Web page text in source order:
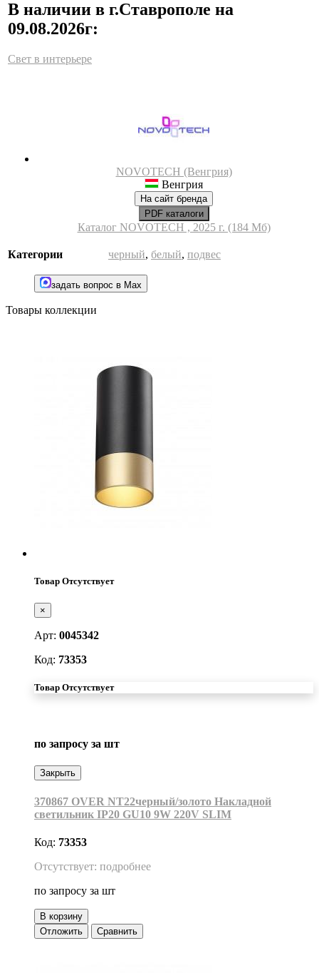
В наличии в г.Ставрополе на
09.08.2026г:
Свет в интерьере
NOVOTECH (Венгрия)
Венгрия
На сайт бренда
PDF каталоги
Каталог NOVOTECH , 2025 г. (184 Мб)
Категории черный, белый, подвес
задать вопрос в Max
Товары коллекции
Товар Отсутствует
×
Арт: 0045342
Код: 73353
Товар Отсутствует
по запросу за шт
Закрыть
370867 OVER NT22черный/золото Накладной
светильник IP20 GU10 9W 220V SLIM
Код: 73353
Отсутствует: подробнее
по запросу за шт
В корзину
Отложить
Сравнить